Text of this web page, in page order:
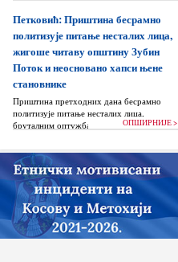
Петковић: Приштина бесрамно
политизује питање несталих лица,
жигоше читаву општину Зубин
Поток и неосновано хапси њене
становнике
Приштина претходних дана бесрамно
политизује питање несталих лица,
бруталним оптужбама на рачун Београда
жигоше...
ОПШИРНИЈЕ >